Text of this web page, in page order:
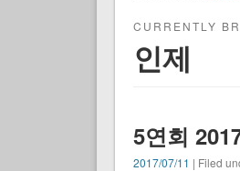
CURRENTLY
인제
5연회
2017/07/11 | Filed